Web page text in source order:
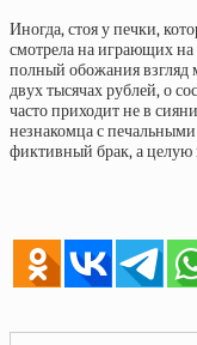
Иногда, стоя у печки,
смотрела на играющих на
полный обожания взгляд
двух тысячах рублей, о
часто приходит не в
незнакомца с
фиктивный брак, а